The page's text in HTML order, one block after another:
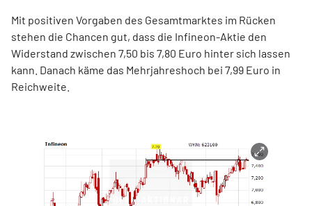
Mit positiven Vorgaben des Gesamtmarktes im Rücken
stehen die Chancen gut, dass die Infineon-Aktie den
Widerstand zwischen 7,50 bis 7,80 Euro hinter sich lassen
kann. Danach käme das Mehrjahreshoch bei 7,99 Euro in
Reichweite.